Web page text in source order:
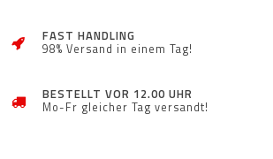
FAST HANDLING
98% Versand in einem Tag!
BESTELLT VOR 12.00 UHR
Mo-Fr gleicher Tag versandt!